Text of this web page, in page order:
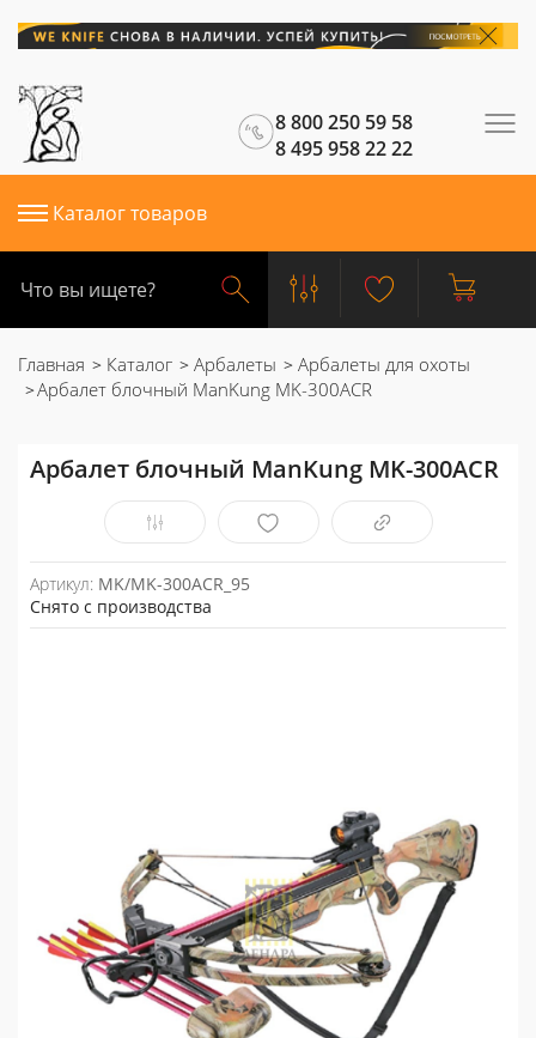
8 800 250 59 58
8 495 958 22 22
Каталог товаров
Главная Каталог Арбалеты
Арбалеты для охоты
Арбалет блочный ManKung MK-300ACR
Арбалет блочный ManKung MK-300ACR
Артикул: MK/MK-300ACR_95
Снято с производства